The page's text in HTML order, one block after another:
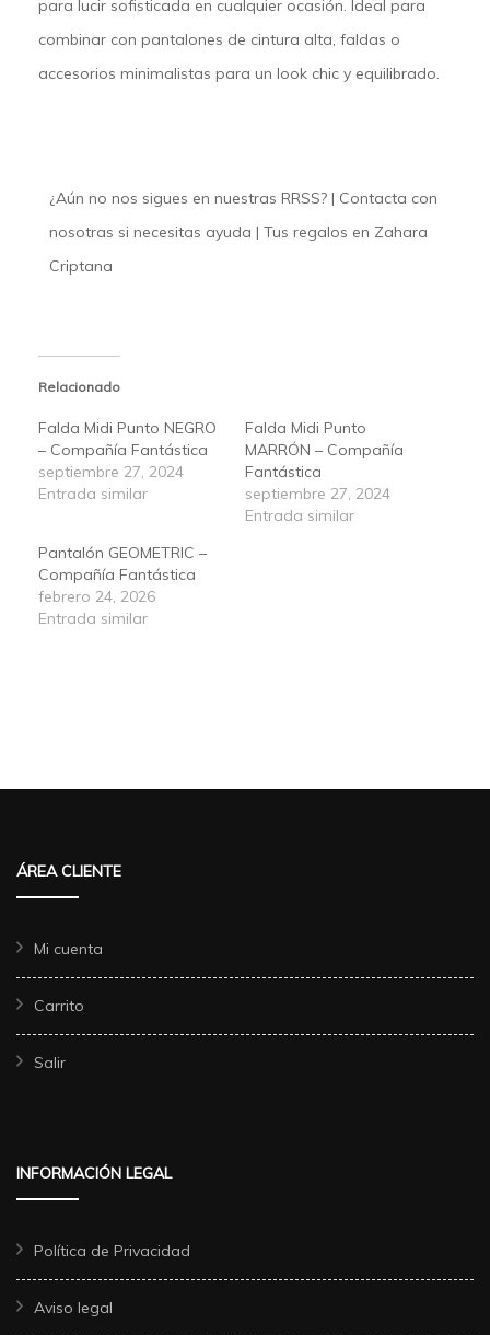
para lucir sofisticada en cualquier ocasión. Ideal para
combinar con pantalones de cintura alta, faldas o
accesorios minimalistas para un look chic y equilibrado.
¿Aún no nos sigues en nuestras RRSS? | Contacta con
nosotras si necesitas ayuda | Tus regalos en Zahara
Criptana
Relacionado
Falda Midi Punto NEGRO
– Compañía Fantástica
septiembre 27, 2024
Entrada similar
Falda Midi Punto
MARRÓN – Compañía
Fantástica
septiembre 27, 2024
Entrada similar
Pantalón GEOMETRIC –
Compañía Fantástica
febrero 24, 2026
Entrada similar
ÁREA CLIENTE
Mi cuenta
Carrito
Salir
INFORMACIÓN LEGAL
Política de Privacidad
Aviso legal